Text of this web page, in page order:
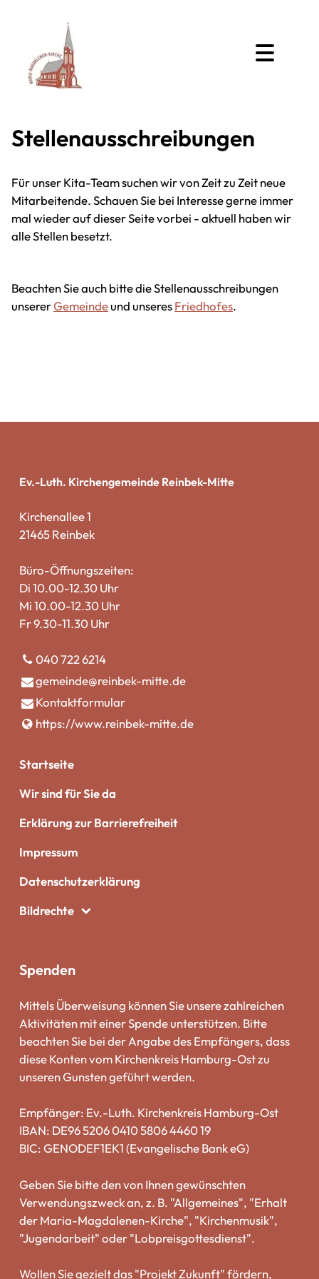
Stellenausschreibungen
Für unser Kita-Team suchen wir von Zeit zu Zeit neue
Mitarbeitende. Schauen Sie bei Interesse gerne immer
mal wieder auf dieser Seite vorbei - aktuell haben wir
alle Stellen besetzt.
Beachten Sie auch bitte die Stellenausschreibungen
unsererGemeindeund unseresFriedhofes.
Ev.-Luth. Kirchengemeinde Reinbek-Mitte
Kirchenallee 1
21465 Reinbek
Büro-Öffnungszeiten:
Di 10.00-12.30 Uhr
Mi 10.00-12.30 Uhr
Fr 9.30-11.30 Uhr
040 722 6214
gemeinde@​reinbek-mitte.​de
Kontaktformular
https://www.​reinbek-mitte.​de
Startseite
Wir sind für Sie da
Erklärung zur Barrierefreiheit
Impressum
Datenschutzerklärung
Bildrechte
Spenden
Mittels Überweisung können Sie unsere zahlreichen
Aktivitäten mit einer Spende unterstützen. Bitte
beachten Sie bei der Angabe des Empfängers, dass
diese Konten vom Kirchenkreis Hamburg-Ost zu
unseren Gunsten geführt werden.
Empfänger: Ev.-Luth. Kirchenkreis Hamburg-Ost
IBAN: DE96 5206 0410 5806 4460 19
BIC: GENODEF1EK1 (Evangelische Bank eG)
Geben Sie bitte den von Ihnen gewünschten
Verwendungszweck an, z. B. "Allgemeines", "Erhalt
der Maria-Magdalenen-Kirche", "Kirchenmusik",
"Jugendarbeit" oder "Lobpreisgottesdienst".
Wollen Sie gezielt das "Projekt Zukunft" fördern,